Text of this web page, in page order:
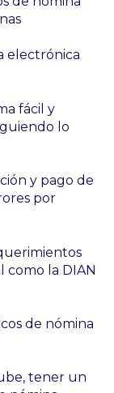
electrónica
fácil y
lo
y pago de
por
como la DIAN
de nómina
tener un